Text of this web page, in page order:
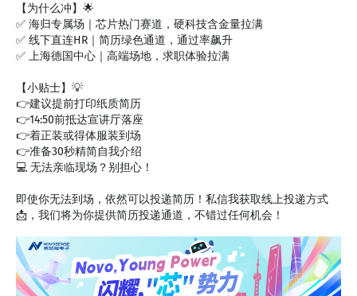
【为什么冲】🌟
✅ 海归专属场｜芯片热门赛道，硬科技含金量拉满
✅ 线下直连HR｜简历绿色通道，通过率飙升
✅ 上海德国中心｜高端场地，求职体验拉满
【小贴士】💡
👉建议提前打印纸质简历
👉14:50前抵达宣讲厅落座
👉着正装或得体服装到场
👉准备30秒精简自我介绍
💻 无法亲临现场？别担心！
即使你无法到场，依然可以投递简历！私信我获取线上投递方式
📩，我们将为你提供简历投递通道，不错过任何机会！